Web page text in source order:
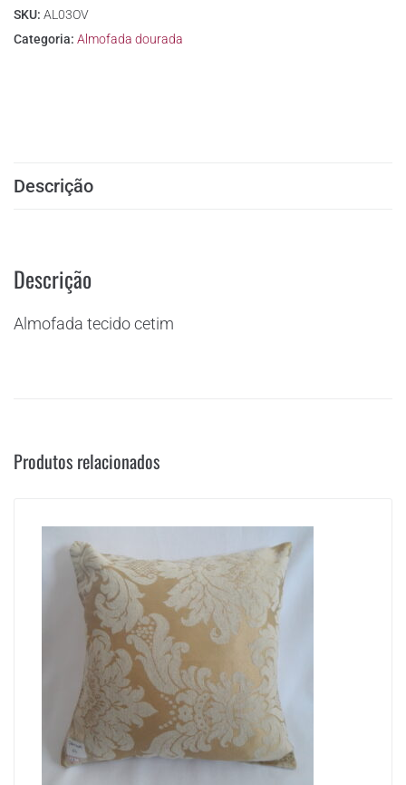
SKU: AL03OV
Categoria: Almofada dourada
Descrição
Descrição
Almofada tecido cetim
Produtos relacionados